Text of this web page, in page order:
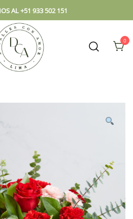
AL +51 933 502 151
lugar.
0